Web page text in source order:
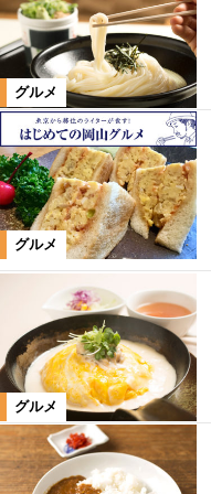
カテゴリ
洋食 アジア
麺 パン
飲む
グルメ
グルメ
グルメ